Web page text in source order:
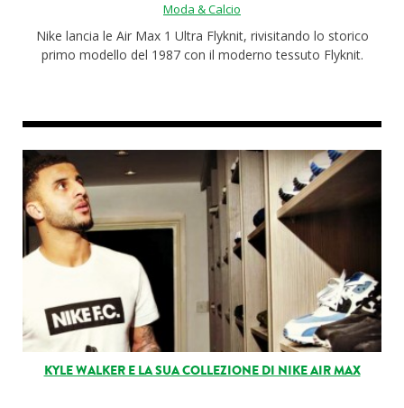
Moda & Calcio
Nike lancia le Air Max 1 Ultra Flyknit, rivisitando lo storico
primo modello del 1987 con il moderno tessuto Flyknit.
KYLE WALKER E LA SUA COLLEZIONE DI NIKE AIR MAX